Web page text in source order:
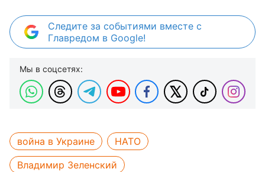
Следите за событиями вместе с
Главредом в Google!
Мы в соцсетях:
война в Украине
НАТО
Владимир Зеленский